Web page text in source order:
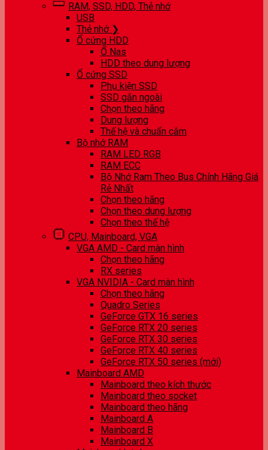
RAM, SSD, HDD, Thẻ nhớ
USB
Thẻ nhớ ❯
Ổ cứng HDD
Ổ Nas
HDD theo dung lượng
Ổ cứng SSD
Phụ kiện SSD
SSD gắn ngoài
Chọn theo hãng
Dung lượng
Thế hệ và chuẩn cắm
Bộ nhớ RAM
RAM LED RGB
RAM ECC
Bộ Nhớ Ram Theo Bus Chính Hãng Giá
Rẻ Nhất
Chọn theo hãng
Chọn theo dung lượng
Chọn theo thế hệ
CPU, Mainboard, VGA
VGA AMD - Card màn hình
Chọn theo hãng
RX series
VGA NVIDIA - Card màn hình
Chọn theo hãng
Quadro Series
GeForce GTX 16 series
GeForce RTX 20 series
GeForce RTX 30 series
GeForce RTX 40 series
GeForce RTX 50 series (mới)
Mainboard AMD
Mainboard theo kích thước
Mainboard theo socket
Mainboard theo hãng
Mainboard A
Mainboard B
Mainboard X